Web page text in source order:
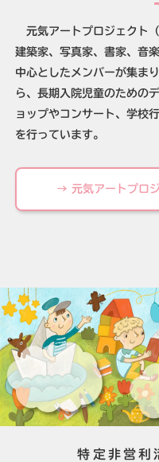
元気アートプロジェクト
建築家、写真家、書家、音
中心としたメンバーが集ま
ら、長期入院児童のための
ョップやコンサート、学校
を行っています。
→ 元気アートプロ
特定非営